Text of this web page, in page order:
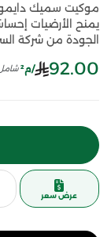
يمنح الأرضيات
الجودة من شركة
92.00 /م² شامل
عرض سعر